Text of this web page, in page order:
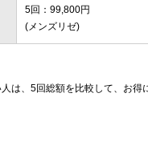
5回：99,800円
(メンズリゼ)
は、5回総額を比較して、お得